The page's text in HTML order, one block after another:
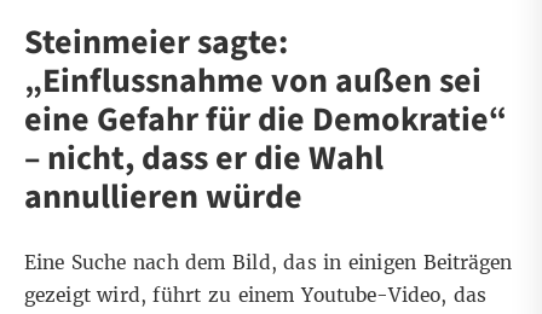
Steinmeier sagte:
„Einflussnahme von außen sei
eine Gefahr für die Demokratie“
– nicht, dass er die Wahl
annullieren würde
Eine Suche nach dem Bild, das in einigen Beiträgen
gezeigt wird, führt zu einemYoutube-Video, das